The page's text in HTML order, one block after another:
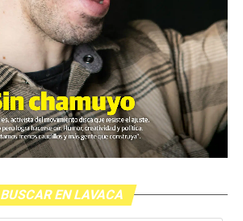
BUSCAR EN LAVACA